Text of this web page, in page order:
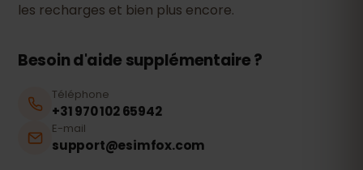
les recharges et bien plus encore.
Besoin d'aide supplémentaire ?
Téléphone
+31 970 102 65942
E-mail
support@esimfox.com